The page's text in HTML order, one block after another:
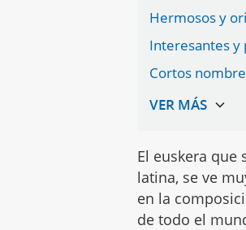
Hermosos y
Interesantes y
Cortos
El euskera que
latina, se ve
en la
de todo el